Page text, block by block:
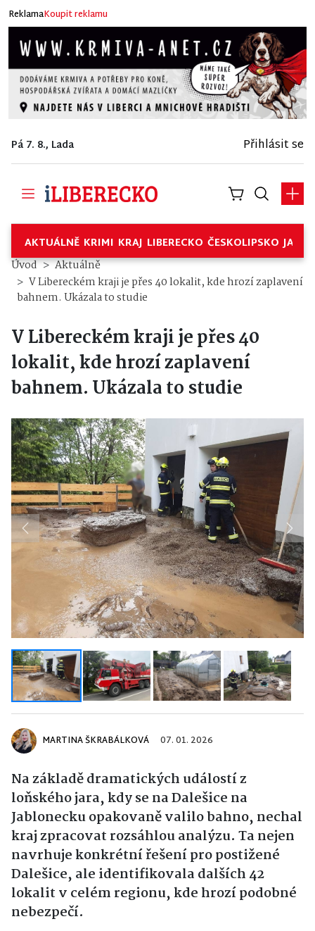
ReklamaKoupit reklamu
Pá 7. 8., Lada Přihlásit se
AKTUÁLNĚ KRIMI KRAJ LIBERECKO ČESKOLIPSKO
Úvod
Aktuálně
V Libereckém kraji je přes 40 lokalit, kde hrozí zaplavení
bahnem. Ukázala to studie
V Libereckém kraji je přes 40
lokalit, kde hrozí zaplavení
bahnem. Ukázala to studie
Previous Next
MARTINA ŠKRABÁLKOVÁ 07. 01. 2026
Na základě dramatických událostí z
loňského jara, kdy se na Dalešice na
Jablonecku opakovaně valilo bahno, nechal
kraj zpracovat rozsáhlou analýzu. Ta nejen
navrhuje konkrétní řešení pro postižené
Dalešice, ale identifikovala dalších 42
lokalit v celém regionu, kde hrozí podobné
nebezpečí.